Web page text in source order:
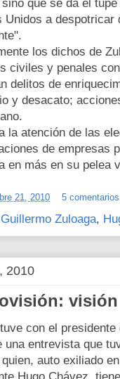
sino que se da el
Unidos a
los dichos de
civiles y penales
delitos de
y desacato;
la atención de las
de empresas
en más en su pelea
21, 2010 5
Guillermo Zuloaga,
2010
con el
una entrevista que
auto exiliado
Hugo Chávez,